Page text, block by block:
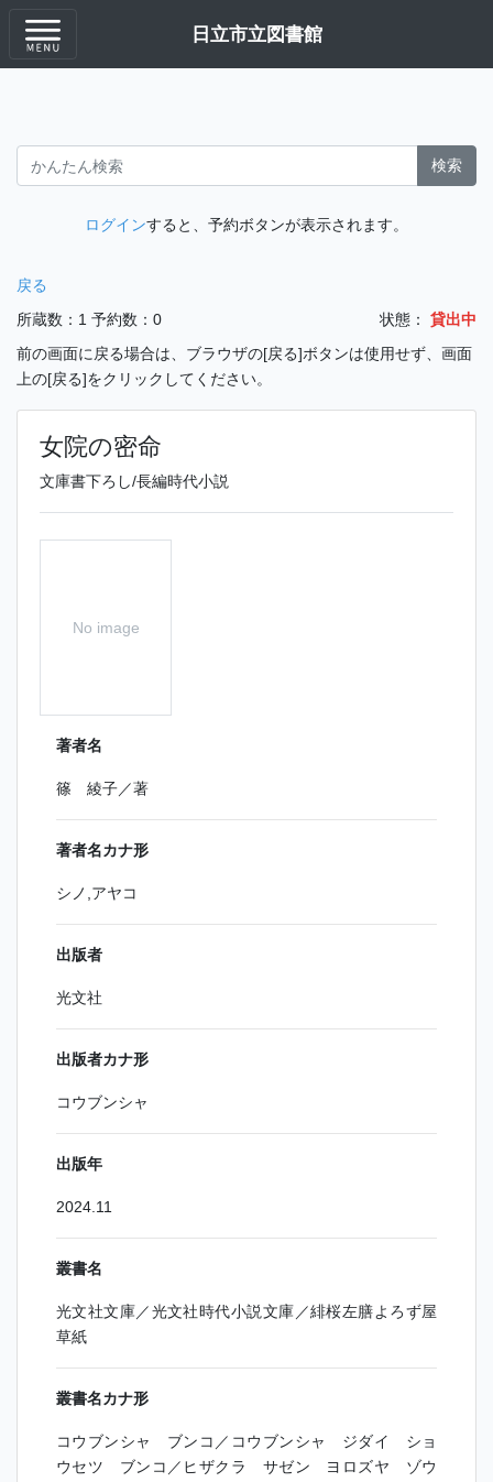
日立市立図書館
検索
ログインすると、予約ボタンが表示されます。
戻る
所蔵数：1 予約数：0 状態：
貸出中
前の画面に戻る場合は、ブラウザの[戻る]ボタンは使用せず、画面
上の[戻る]をクリックしてください。
女院の密命
文庫書下ろし/長編時代小説
No image
著者名
篠 綾子／著
著者名カナ形
シノ,アヤコ
出版者
光文社
出版者カナ形
コウブンシャ
出版年
2024.11
叢書名
光文社文庫／光文社時代小説文庫／緋桜左膳よろず屋
草紙
叢書名カナ形
コウブンシャ ブンコ／コウブンシャ ジダイ ショ
ウセツ ブンコ／ヒザクラ サゼン ヨロズヤ ゾウ